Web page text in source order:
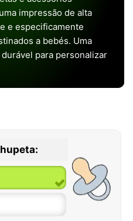
impressão de alta
e especificamente
a bebés. Uma
para personalizar